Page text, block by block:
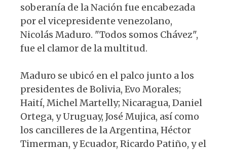
soberanía de la Nación fue encabezada
por el vicepresidente venezolano,
Nicolás Maduro. "Todos somos Chávez",
fue el clamor de la multitud.
Maduro se ubicó en el palco junto a los
presidentes de Bolivia, Evo Morales;
Haití, Michel Martelly; Nicaragua, Daniel
Ortega, y Uruguay, José Mujica, así como
los cancilleres de la Argentina, Héctor
Timerman, y Ecuador, Ricardo Patiño, y el